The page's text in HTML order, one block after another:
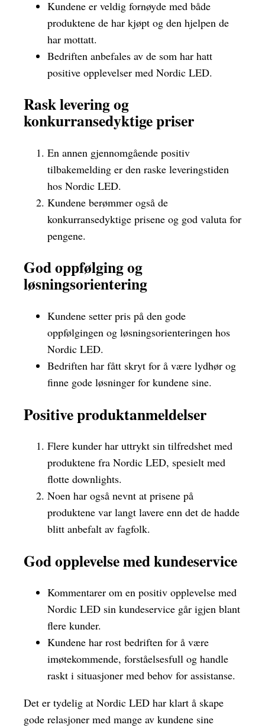
Kundene er veldig fornøyde med både
produktene de har kjøpt og den hjelpen de
har mottatt.
Bedriften anbefales av de som har hatt
positive opplevelser med Nordic LED.
Rask levering og
konkurransedyktige priser
En annen gjennomgående positiv
tilbakemelding er den raske leveringstiden
hos Nordic LED.
Kundene berømmer også de
konkurransedyktige prisene og god valuta for
pengene.
God oppfølging og
løsningsorientering
Kundene setter pris på den gode
oppfølgingen og løsningsorienteringen hos
Nordic LED.
Bedriften har fått skryt for å være lydhør og
finne gode løsninger for kundene sine.
Positive produktanmeldelser
Flere kunder har uttrykt sin tilfredshet med
produktene fra Nordic LED, spesielt med
flotte downlights.
Noen har også nevnt at prisene på
produktene var langt lavere enn det de hadde
blitt anbefalt av fagfolk.
God opplevelse med kundeservice
Kommentarer om en positiv opplevelse med
Nordic LED sin kundeservice går igjen blant
flere kunder.
Kundene har rost bedriften for å være
imøtekommende, forståelsesfull og handle
raskt i situasjoner med behov for assistanse.
Det er tydelig at Nordic LED har klart å skape
gode relasjoner med mange av kundene sine